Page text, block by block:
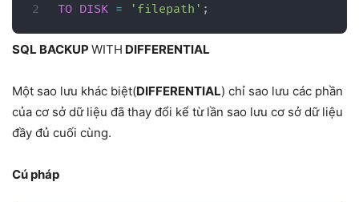
TO DISK = 'filepath' ;
SQL BACKUP WITH DIFFERENTIAL
Một sao lưu khác biệt(DIFFERENTIAL) chỉ sao lưu các phần
của cơ sở dữ liệu đã thay đổi kể từ lần sao lưu cơ sở dữ liệu
đầy đủ cuối cùng.
Cú pháp